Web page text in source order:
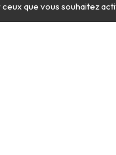
que vous souhaitez